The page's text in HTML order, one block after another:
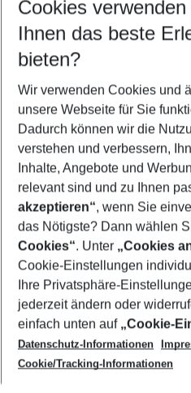
Reisezeitraum wählen
11.08.26– 09.08.27 5-8
2 Erwachsene Keine
Mehr Filter
Footer
Footer navigation
Über uns
AGB
Cookie-Einstellungen ändern
Cookie-Richtlinie
Datenschutz
Service & Hilfe
Barrierefreies Reisen
Check-in
Folgen Sie uns
Cookies
Ihnen das beste
bieten?
Wir verwenden Cookies und
unsere Webseite für Sie
Dadurch können wir die
verstehen und verbessern,
Inhalte, Angebote und
relevant sind und zu Ihnen
akzeptieren“, wenn Sie
das Nötigste? Dann wählen
Cookies“. Unter „Cookies
Cookie-Einstellungen
Ihre Privatsphäre-
jederzeit ändern oder
einfach unten auf „Cookie-
Datenschutz-Informationen
Cookie/Tracking-Informationen